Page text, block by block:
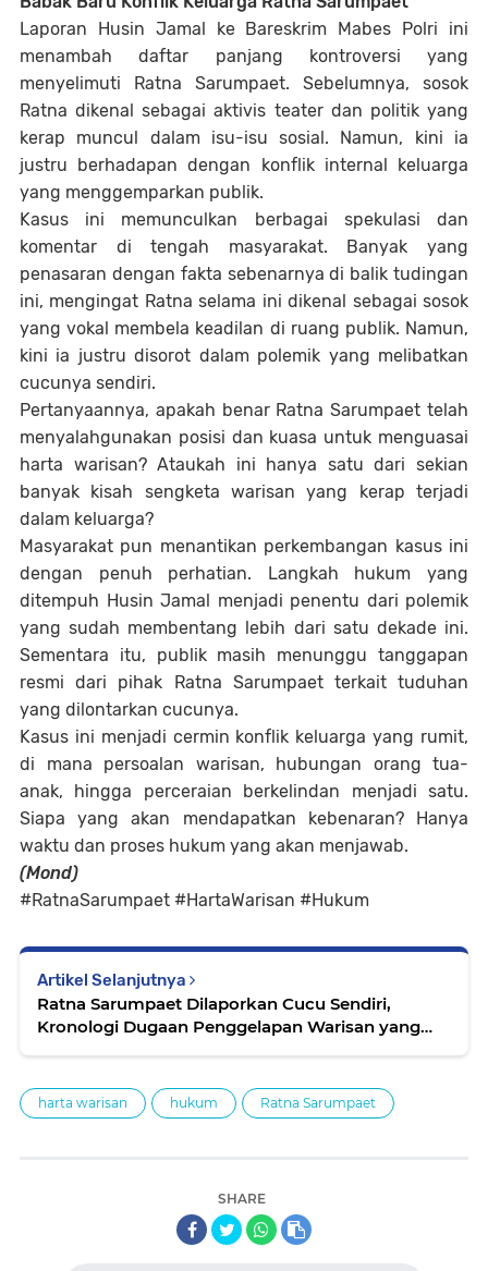
Laporan Husin Jamal ke Bareskrim Mabes Polri ini
menambah daftar panjang kontroversi yang
menyelimuti Ratna Sarumpaet. Sebelumnya, sosok
Ratna dikenal sebagai aktivis teater dan politik yang
kerap muncul dalam isu-isu sosial. Namun, kini ia
justru berhadapan dengan konflik internal keluarga
yang menggemparkan publik.
Kasus ini memunculkan berbagai spekulasi dan
komentar di tengah masyarakat. Banyak yang
penasaran dengan fakta sebenarnya di balik tudingan
ini, mengingat Ratna selama ini dikenal sebagai sosok
yang vokal membela keadilan di ruang publik. Namun,
kini ia justru disorot dalam polemik yang melibatkan
cucunya sendiri.
Pertanyaannya, apakah benar Ratna Sarumpaet telah
menyalahgunakan posisi dan kuasa untuk menguasai
harta warisan? Ataukah ini hanya satu dari sekian
banyak kisah sengketa warisan yang kerap terjadi
dalam keluarga?
Masyarakat pun menantikan perkembangan kasus ini
dengan penuh perhatian. Langkah hukum yang
ditempuh Husin Jamal menjadi penentu dari polemik
yang sudah membentang lebih dari satu dekade ini.
Sementara itu, publik masih menunggu tanggapan
resmi dari pihak Ratna Sarumpaet terkait tuduhan
yang dilontarkan cucunya.
Kasus ini menjadi cermin konflik keluarga yang rumit,
di mana persoalan warisan, hubungan orang tua-
anak, hingga perceraian berkelindan menjadi satu.
Siapa yang akan mendapatkan kebenaran? Hanya
waktu dan proses hukum yang akan menjawab.
(Mond)
#RatnaSarumpaet #HartaWarisan #Hukum
Artikel Selanjutnya
Ratna Sarumpaet Dilaporkan Cucu Sendiri,
Kronologi Dugaan Penggelapan Warisan yang
harta warisan hukum Ratna Sarumpaet
SHARE